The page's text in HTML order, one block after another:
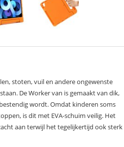
stoten, vuil en andere ongewenste
De Worker van is gemaakt van dik,
wordt. Omdat kinderen soms
is dit met EVA-schuim veilig. Het
aan terwijl het tegelijkertijd ook sterk